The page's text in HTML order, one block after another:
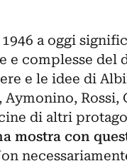
a oggi
e complesse del
e le idee di
Aymonino, Rossi,
di altri
mostra con